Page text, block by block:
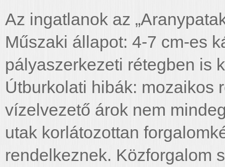
Az ingatlanok az
Műszaki állapot: 4-7 cm-es
pályaszerkezeti rétegben is
Útburkolati hibák: mozaikos
vízelvezető árok nem
utak korlátozottan
rendelkeznek. Közforgalom